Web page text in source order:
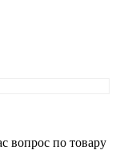
вопрос по товару